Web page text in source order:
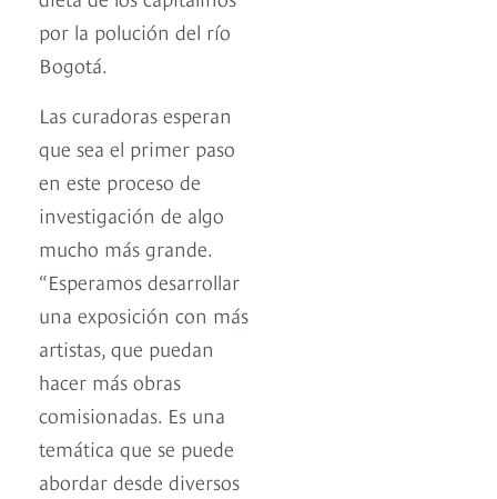
por la polución del río
Bogotá.
Las curadoras esperan
que sea el primer paso
en este proceso de
investigación de algo
mucho más grande.
“Esperamos desarrollar
una exposición con más
artistas, que puedan
hacer más obras
comisionadas. Es una
temática que se puede
abordar desde diversos